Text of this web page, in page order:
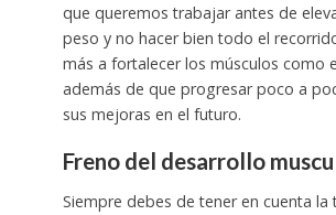
que queremos trabajar antes de
peso y no hacer bien todo el
más a fortalecer los músculos como
además de que progresar poco a
sus mejoras en el futuro.
Freno del desarrollo
Siempre debes de tener en cuenta la